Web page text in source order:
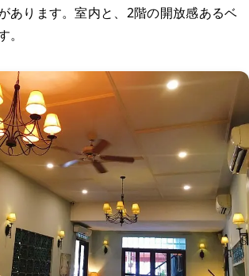
あります。室内と、2階の開放感あるベ